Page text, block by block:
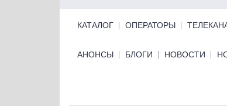
КАТАЛОГ ОПЕРАТОРЫ
Primary links bottom
АНОНСЫ БЛОГИ НОВОСТИ